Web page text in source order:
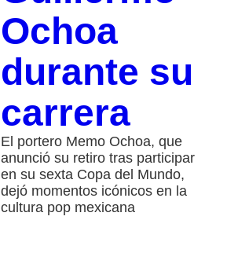
Ochoa
durante su
carrera
El portero Memo Ochoa, que
anunció su retiro tras participar
en su sexta Copa del Mundo,
dejó momentos icónicos en la
cultura pop mexicana